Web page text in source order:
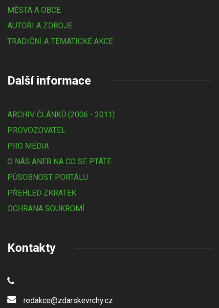
MĚSTA A OBCE
AUTOŘI A ZDROJE
TRADIČNÍ A TÉMATICKÉ AKCE
Další informace
ARCHIV ČLÁNKŮ (2006 - 2011)
PROVOZOVATEL
PRO MÉDIA
O NÁS ANEB NA CO SE PTÁTE
PŮSOBNOST PORTÁLU
PŘEHLED ZKRATEK
OCHRANA SOUKROMÍ
Kontakty
redakce@zdarskevrchy.cz